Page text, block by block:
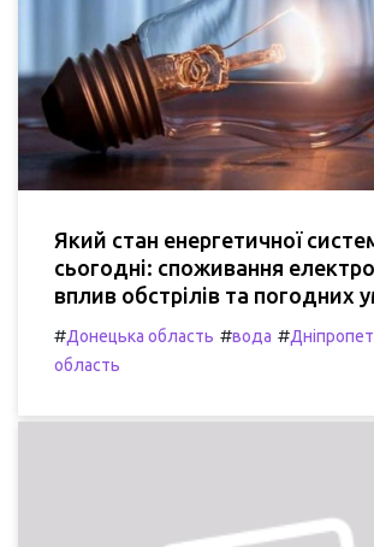
Який стан енергетичної
сьогодні: споживання
вплив обстрілів та погодних
#Донецька область #вода #
область